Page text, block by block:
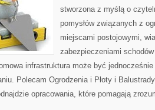
stworzona z myślą o
pomysłów związanych z
miejscami postojowymi,
zabezpieczeniami
infrastruktura może być
Polecam Ogrodzenia i Płoty i
opracowania, które pomagają